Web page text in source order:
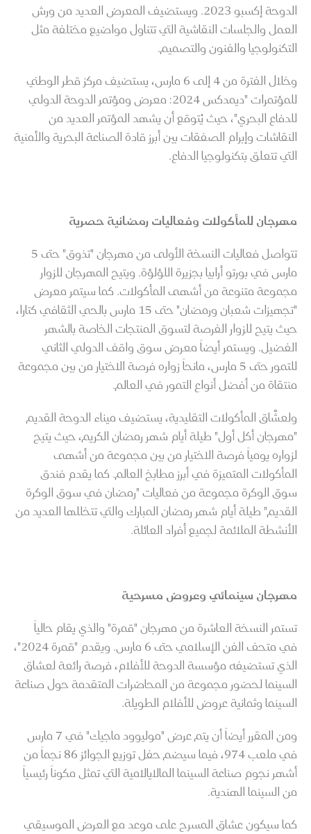
الدوحة إكسبو 2023. ويستضيف المعرض العديد من ورش
العمل والجلسات النقاشية التي تتناول مواضيع مختلفة مثل
التكنولوجيا والفنون والتصميم.
وخلال الفترة من 4 إلى 6 مارس، يستضيف مركز قطر الوطني
للمؤتمرات "ديمدكس 2024: معرض ومؤتمر الدوحة الدولي
للدفاع البحري"، حيث يُتوقع أن يشهد المؤتمر العديد من
النقاشات وإبرام الصفقات بين أبرز قادة الصناعة البحرية والأمنية
التي تتعلق بتكنولوجيا الدفاع.
مهرجان للمأكولات وفعاليات رمضانية حصرية
تتواصل فعاليات النسخة الأولى من مهرجان "تذوق" حتى 5
مارس في بورتو أرابيا بجزيرة اللؤلؤة. ويتيح المهرجان للزوار
مجموعة متنوعة من أشهى المأكولات. كما سيتمر معرض
"تجهيزات شعبان ورمضان" حتى 15 مارس بالحي الثقافي كتارا،
حيث يتيح للزوار الفرصة لتسوق المنتجات الخاصة بالشهر
الفضيل. ويستمر أيضاً معرض سوق واقف الدولي الثاني
للتمور حتى 5 مارس، مانحاً زواره فرصة الاختيار من بين مجموعة
منتقاة من أفضل أنواع التمور في العالم.
ولعشَّاق المأكولات التقليدية، يستضيف ميناء الدوحة القديم
"مهرجان أكل أول" طيلة أيام شهر رمضان الكريم، حيث يتيح
لزواره يومياً فرصة الاختيار من بين مجموعة من أشهى
المأكولات المتميزة في أبرز مطابخ العالم. كما يقدم فندق
سوق الوكرة مجموعة من فعاليات "رمضان في سوق الوكرة
القديم" طيلة أيام شهر رمضان المبارك والتي تتخللها العديد من
الأنشطة الملائمة لجميع أفراد العائلة.
مهرجان سينمائي وعروض مسرحية
تستمر النسخة العاشرة من مهرجان "قمرة" والذي يقام حالياً
في متحف الفن الإسلامي حتى 6 مارس. ويقدم "قمرة 2024"،
الذي تستضيفه مؤسسة الدوحة للأفلام، فرصة رائعة لعشاق
السينما لحضور مجموعة من المحاضرات المتقدمة حول صناعة
السينما وثمانية عروض للأفلام الطويلة.
ومن المقرر أيضاً أن يتم عرض "موليوود ماجيك" في 7 مارس
في ملعب 974، فيما سيضم حفل توزيع الجوائز 86 نجماً من
أشهر نجوم صناعة السينما المالايالامية التي تمثل مكوناً رئيسياً
من السينما الهندية.
كما سيكون عشاق المسرح على موعد مع العرض الموسيقي